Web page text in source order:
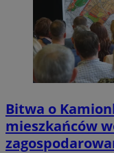
Bitwa o
mieszkańców